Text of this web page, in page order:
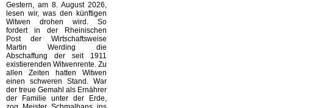
Gestern, am 8. August 2026,
lesen wir, was den künftigen
Witwen drohen wird. So
fordert in der Rheinischen
Post der Wirtschaftsweise
Martin Werding die
Abschaffung der seit 1911
existierenden Witwenrente. Zu
allen Zeiten hatten Witwen
einen schweren Stand. War
der treue Gemahl als Ernährer
der Familie unter der Erde,